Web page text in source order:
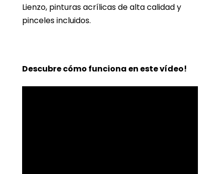
Lienzo, pinturas acrílicas de alta calidad y
pinceles incluidos.
Descubre cómo funciona en este vídeo!